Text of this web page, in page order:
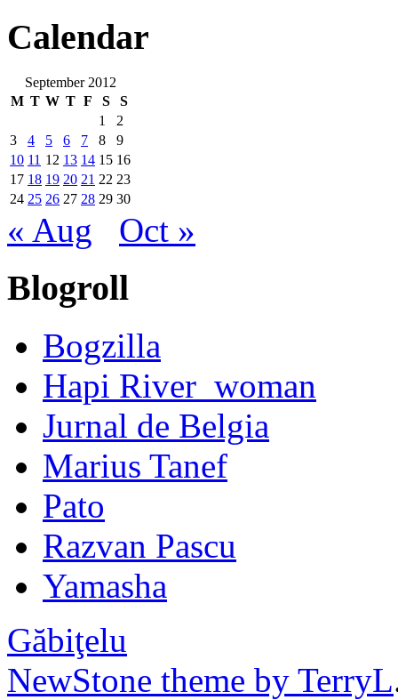
Calendar
September 2012
M T W T F S
S
1
2
3
4 5 6 7 8
9
10 11 12 13 14 15 16
17 18 19 20 21 22 23
24 25 26 27 28 29 30
« Aug Oct »
Blogroll
Bogzilla
Hapi River_woman
Jurnal de Belgia
Marius Tanef
Pato
Razvan Pascu
Yamasha
Găbiţelu
NewStone theme by TerryL